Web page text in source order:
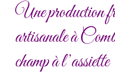
Une production
artisanale à
champ à l’assiette